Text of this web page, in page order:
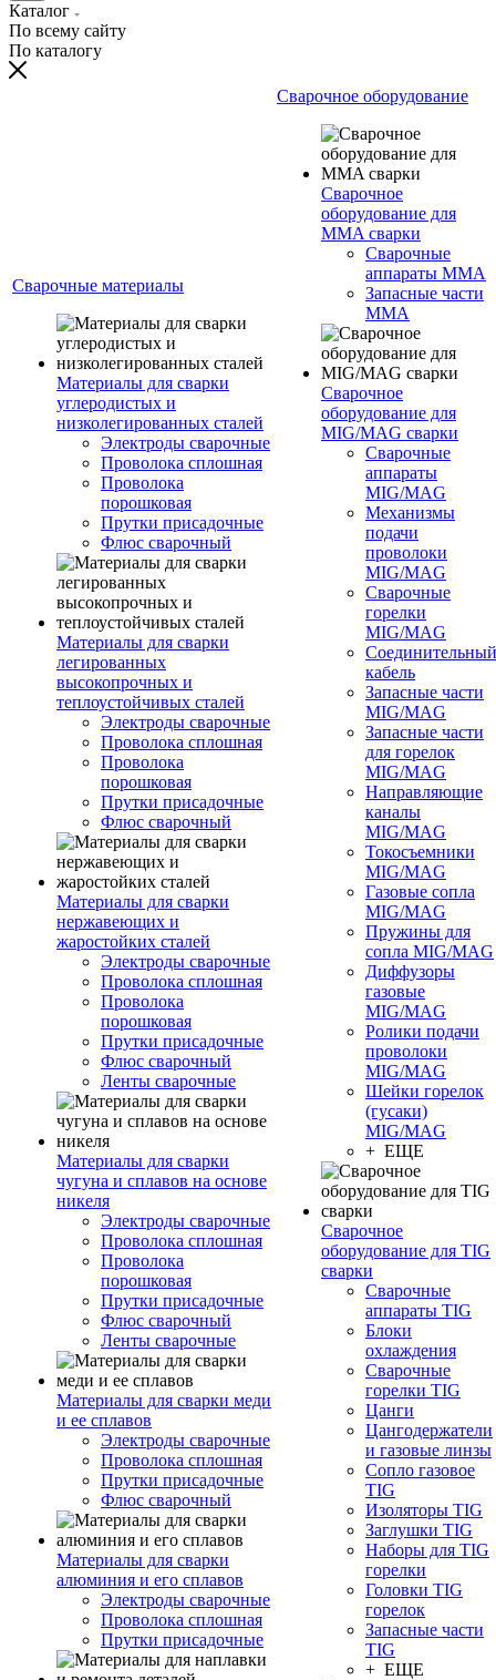
Каталог
По всему сайту
По каталогу
Сварочные материалы
Материалы для сварки
углеродистых и
низколегированных сталей
Электроды сварочные
Проволока сплошная
Проволока
порошковая
Прутки присадочные
Флюс сварочный
Материалы для сварки
легированных
высокопрочных и
теплоустойчивых сталей
Электроды сварочные
Проволока сплошная
Проволока
порошковая
Прутки присадочные
Флюс сварочный
Материалы для сварки
нержавеющих и
жаростойких сталей
Электроды сварочные
Проволока сплошная
Проволока
порошковая
Прутки присадочные
Флюс сварочный
Ленты сварочные
Материалы для сварки
чугуна и сплавов на основе
никеля
Электроды сварочные
Проволока сплошная
Проволока
порошковая
Прутки присадочные
Флюс сварочный
Ленты сварочные
Материалы для сварки меди
и ее сплавов
Электроды сварочные
Проволока сплошная
Прутки присадочные
Флюс сварочный
Материалы для сварки
алюминия и его сплавов
Электроды сварочные
Проволока сплошная
Прутки присадочные
Сварочное оборудование
Сварочное
оборудование для
MMA сварки
Сварочные
аппараты MMA
Запасные части
MMA
Сварочное
оборудование для
MIG/MAG сварки
Сварочные
аппараты
MIG/MAG
Механизмы
подачи
проволоки
MIG/MAG
Сварочные
горелки
MIG/MAG
Соединительный
кабель
Запасные части
MIG/MAG
Запасные части
для горелок
MIG/MAG
Направляющие
каналы
MIG/MAG
Токосъемники
MIG/MAG
Газовые сопла
MIG/MAG
Пружины для
сопла MIG/MAG
Диффузоры
газовые
MIG/MAG
Ролики подачи
проволоки
MIG/MAG
Шейки горелок
(гусаки)
MIG/MAG
+ ЕЩЕ
Сварочное
оборудование для TIG
сварки
Сварочные
аппараты TIG
Блоки
охлаждения
Сварочные
горелки TIG
Цанги
Цангодержатели
и газовые линзы
Сопло газовое
TIG
Изоляторы TIG
Заглушки TIG
Наборы для TIG
горелки
Головки TIG
горелок
Запасные части
TIG
+ ЕЩЕ